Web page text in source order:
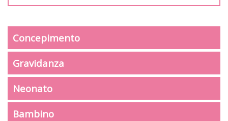
Concepimento
Gravidanza
Neonato
Bambino